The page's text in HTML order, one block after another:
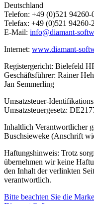
Deutschland
Telefon: +49 (0)521 94260-
Telefax: +49 (0)521 94260-
E-Mail: info@diamant-
Internet: www.diamant-
Registergericht: Bielefeld
Geschäftsführer: Rainer
Jan Semmerling
Umsatzsteuer-
Umsatzsteuergesetz:
Inhaltlich Verantwortlicher
Buschsieweke (Anschrift
Haftungshinweis: Trotz
übernehmen wir keine
den Inhalt der verlinkten
verantwortlich.
Bitte beachten Sie die